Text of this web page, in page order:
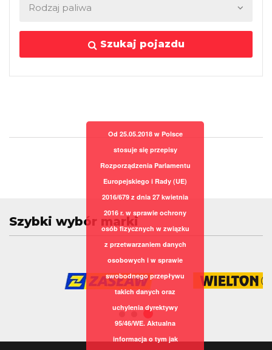
Szukaj pojazdu
Szybki wybór marki
Od 25.05.2018 w Polsce
stosuje się przepisy
Rozporządzenia Parlamentu
Europejskiego i Rady (UE)
2016/679 z dnia 27 kwietnia
2016 r. w sprawie ochrony
osób fizycznych w związku
z przetwarzaniem danych
osobowych i w sprawie
swobodnego przepływu
takich danych oraz
uchylenia dyrektywy
95/46/WE. Aktualna
informacja o tym jak